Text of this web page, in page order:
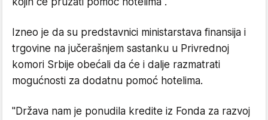
Izneo je da su predstavnici ministarstava finansija i
trgovine na jučerašnjem sastanku u Privrednoj
komori Srbije obećali da će i dalje razmatrati
mogućnosti za dodatnu pomoć hotelima.
"Država nam je ponudila kredite iz Fonda za razvoj